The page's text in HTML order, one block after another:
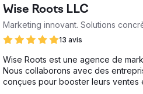
Wise Roots LLC
Marketing innovant. Solutions
13 avis
Wise Roots est une agence de
Nous collaborons avec des
conçues pour booster leurs ventes